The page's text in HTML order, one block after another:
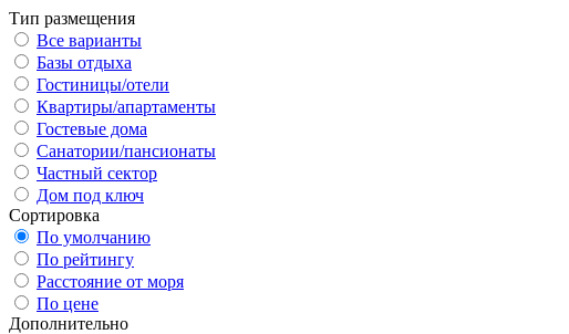
Тип размещения
Все варианты
Базы отдыха
Гостиницы/отели
Квартиры/апартаменты
Гостевые дома
Санатории/пансионаты
Частный сектор
Дом под ключ
Сортировка
По умолчанию
По рейтингу
Расстояние от моря
По цене
Дополнительно